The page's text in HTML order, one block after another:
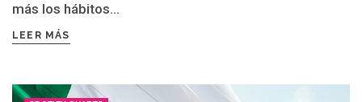
más los hábitos...
LEER MÁS